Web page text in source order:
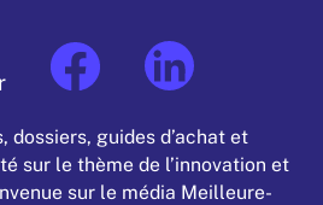
dossiers, guides d’achat et
sur le thème de l’innovation et
sur le média Meilleure-